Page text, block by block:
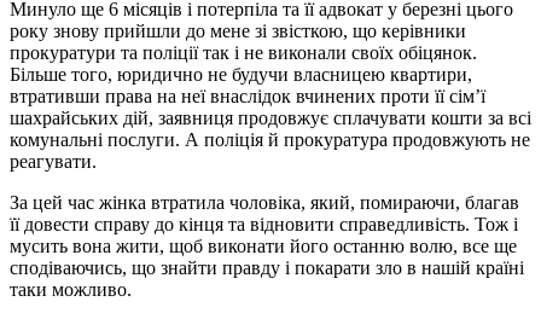
Минуло ще 6 місяців і потерпіла та її адвокат у березні цього
року знову прийшли до мене зі звісткою, що керівники
прокуратури та поліції так і не виконали своїх обіцянок.
Більше того, юридично не будучи власницею квартири,
втративши права на неї внаслідок вчинених проти її сім’ї
шахрайських дій, заявниця продовжує сплачувати кошти за всі
комунальні послуги. А поліція й прокуратура продовжують не
реагувати.
За цей час жінка втратила чоловіка, який, помираючи, благав
її довести справу до кінця та відновити справедливість. Тож і
мусить вона жити, щоб виконати його останню волю, все ще
сподіваючись, що знайти правду і покарати зло в нашій країні
таки можливо.